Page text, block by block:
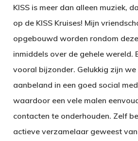
KISS is meer dan alleen muziek,
op de KISS Kruises! Mijn
opgebouwd worden rondom
inmiddels over de gehele wereld.
vooral bijzonder. Gelukkig zijn
aanbeland in een goed social
waardoor een vele malen
contacten te onderhouden. Zelf
actieve verzamelaar geweest van